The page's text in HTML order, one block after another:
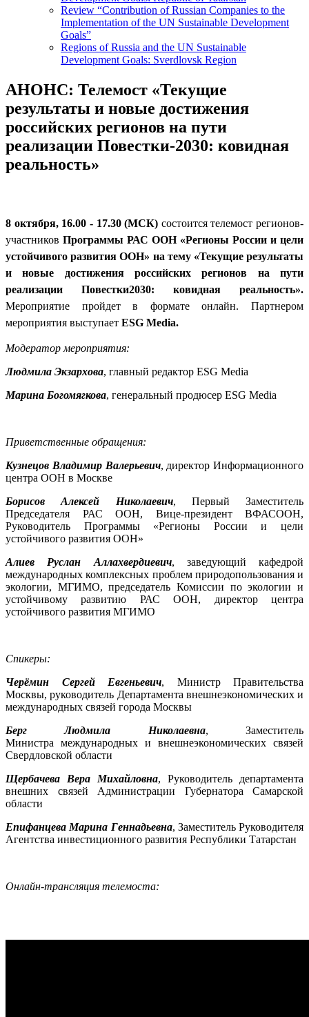
Review “Contribution of Russian Companies to the
Implementation of the UN Sustainable Development
Goals”
Regions of Russia and the UN Sustainable
Development Goals: Sverdlovsk Region
АНОНС: Телемост «Текущие
результаты и новые достижения
российских регионов на пути
реализации Повестки-2030: ковидная
реальность»
8 октября, 16.00 - 17.30 (МСК) состоится телемост регионов-
участников Программы РАС ООН «Регионы России и цели
устойчивого развития ООН» на тему «Текущие результаты
и новые достижения российских регионов на пути
реализации Повестки2030: ковидная реальность».
Мероприятие пройдет в формате онлайн. Партнером
мероприятия выступает ESG Media.
Модератор мероприятия:
Людмила Экзархова, главный редактор ESG Media
Марина Богомягкова, генеральный продюсер ESG Media
Приветственные обращения:
Кузнецов Владимир Валерьевич, директор Информационного
центра ООН в Москве
Борисов Алексей Николаевич, Первый Заместитель
Председателя РАС ООН, Вице-президент ВФАСООН,
Руководитель Программы «Регионы России и цели
устойчивого развития ООН»
Алиев Руслан Аллахвердиевич, заведующий кафедрой
международных комплексных проблем природопользования и
экологии, МГИМО, председатель Комиссии по экологии и
устойчивому развитию РАС ООН, директор центра
устойчивого развития МГИМО
Спикеры:
Черёмин Сергей Евгеньевич, Министр Правительства
Москвы, руководитель Департамента внешнеэкономических и
международных связей города Москвы
Берг Людмила Николаевна, Заместитель
Министра международных и внешнеэкономических связей
Свердловской области
Щербачева Вера Михайловна, Руководитель департамента
внешних связей Администрации Губернатора Самарской
области
Епифанцева Марина Геннадьевна, Заместитель Руководителя
Агентства инвестиционного развития Республики Татарстан
Онлайн-трансляция телемоста: